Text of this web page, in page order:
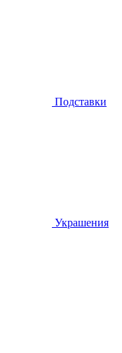
Подставки
Украшения